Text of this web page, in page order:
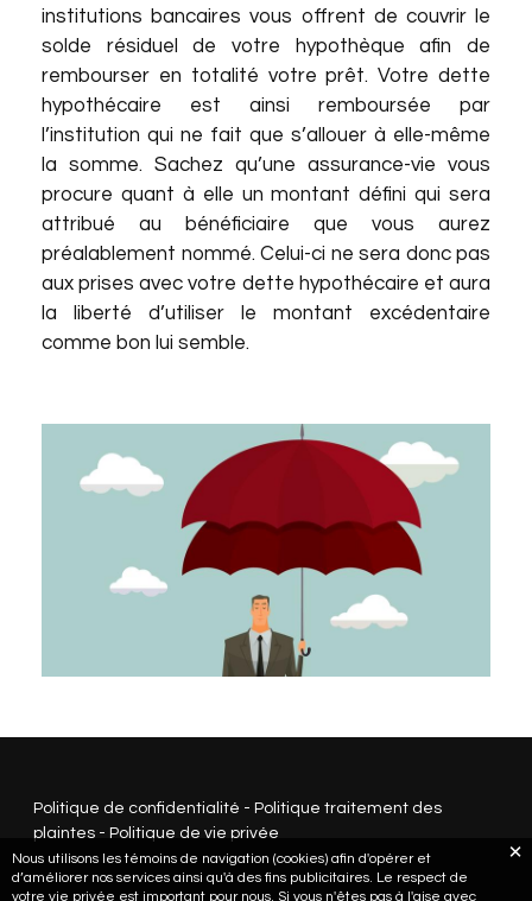
institutions bancaires vous offrent de couvrir le
solde résiduel de votre hypothèque afin de
rembourser en totalité votre prêt. Votre dette
hypothécaire est ainsi remboursée par
l’institution qui ne fait que s’allouer à elle-même
la somme. Sachez qu’une assurance-vie vous
procure quant à elle un montant défini qui sera
attribué au bénéficiaire que vous aurez
préalablement nommé. Celui-ci ne sera donc pas
aux prises avec votre dette hypothécaire et aura
la liberté d’utiliser le montant excédentaire
comme bon lui semble.
Politique de confidentialité -Politique traitement des
plaintes -Politique de vie privée
Nous utilisons les témoins de navigation (cookies) afin d'opérer et
d’améliorer nos services ainsi qu'à des fins publicitaires. Le respect de
votre vie privée est important pour nous. Si vous n'êtes pas à l'aise avec